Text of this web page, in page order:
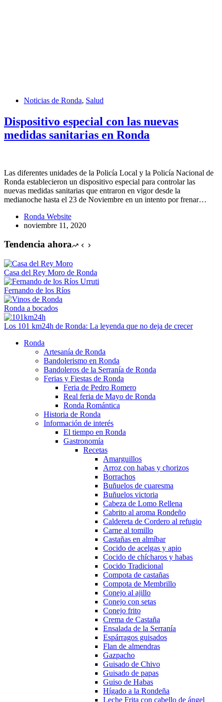
Noticias de Ronda, Salud
Dispositivo especial con las nuevas
medidas sanitarias en Ronda
Las diferentes unidades de la Policía Local y la Policía Nacional de
Ronda establecieron un dispositivo especial para controlar las
nuevas medidas sanitarias que entraron en vigor desde la
medianoche hasta el 23 de Noviembre en un intento por frenar…
Ronda Website
noviembre 11, 2020
Tendencia ahora
Casa del Rey Moro de Ronda
Fernando de los Ríos
Ronda a bocados
Los 101 km24h de Ronda: La leyenda que no deja de crecer
Ronda
Artesanía de Ronda
Bandolerismo en Ronda
Bandoleros de la Serranía de Ronda
Ferias y Fiestas de Ronda
Feria de Pedro Romero
Real feria de Mayo de Ronda
Ronda Romántica
Historia de Ronda
Información de interés
El tiempo en Ronda
Gastronomía
Recetas
Amarguillos
Arroz con habas y chorizos
Borrachos
Buñuelos de cuaresma
Buñuelos victoria
Cabeza de Lomo Rellena
Cabrito al aroma Rondeño
Caldereta de Cordero al refugio
Carne al tomillo
Castañas en almíbar
Cocido de acelgas y apio
Cocido de chícharos y habas
Cocido Tradicional
Compota de castañas
Compota de Membrillo
Conejo al ajillo
Conejo con setas
Conejo frito
Crema de Castaña
Ensalada de la Serranía
Espárragos guisados
Flan de almendras
Gazpacho
Guisado de Chivo
Guisado de papas
Guiso de Habas
Hígado a la Rondeña
Leche Frita con cabello de ángel